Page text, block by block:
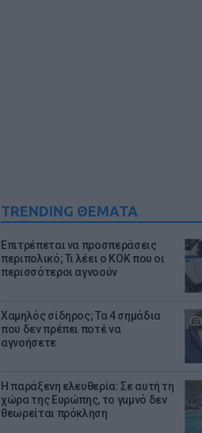
TRENDING ΘΕΜΑΤΑ
Επιτρέπεται να προσπεράσεις
περιπολικό; Τι λέει ο ΚΟΚ που οι
περισσότεροι αγνοούν
Χαμηλός σίδηρος; Τα 4 σημάδια
που δεν πρέπει ποτέ να
αγνοήσετε
Η παράξενη ελευθερία: Σε αυτή τη
χώρα της Ευρώπης, το γuμνό δεν
θεωρείται πρόκληση